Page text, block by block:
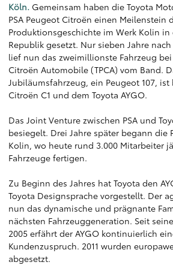
Köln. Gemeinsam haben die Toyota
PSA Peugeot Citroën einen Meilenstein
Produktionsgeschichte im Werk Kolin in
Republik gesetzt. Nur sieben Jahre
lief nun das zweimillionste Fahrzeug
Citroën Automobile (TPCA) vom Band.
Jubiläumsfahrzeug, ein Peugeot 107,
Citroën C1 und dem Toyota AYGO.
Das Joint Venture zwischen PSA und
besiegelt. Drei Jahre später begann die
Kolin, wo heute rund 3.000 Mitarbeiter
Fahrzeuge fertigen.
Zu Beginn des Jahres hat Toyota den
Toyota Designsprache vorgestellt. Der
nun das dynamische und prägnante
nächsten Fahrzeuggeneration. Seit
2005 erfährt der AYGO kontinuierlich
Kundenzuspruch. 2011 wurden
abgesetzt.